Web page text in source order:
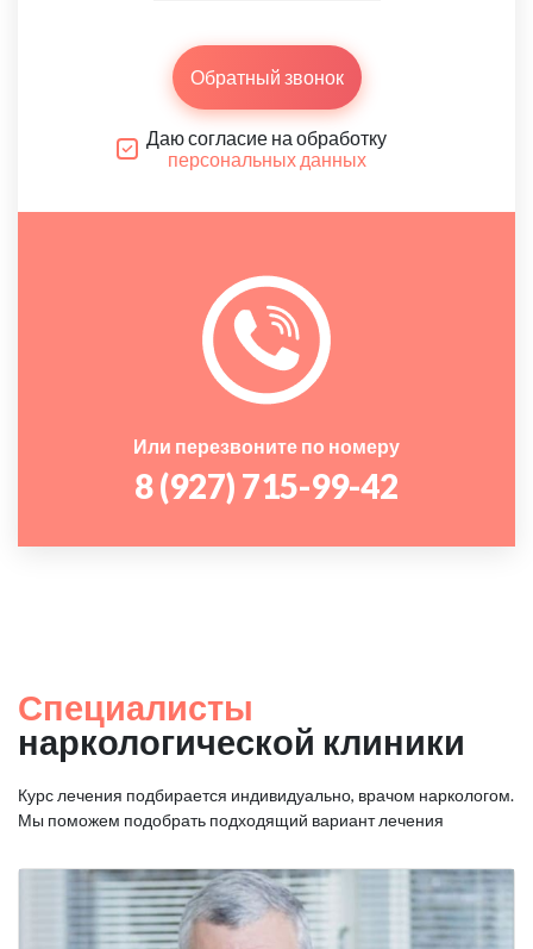
Обратный звонок
Даю согласие на обработку
персональных данных
Или перезвоните по номеру
8 (927) 715-99-42
Специалисты
наркологической клиники
Курс лечения подбирается индивидуально, врачом наркологом.
Мы поможем подобрать подходящий вариант лечения